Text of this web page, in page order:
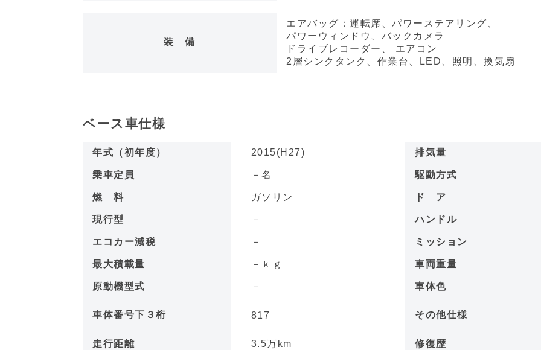
装 備
エアバッグ：運転席、パワーステアリング、
パワーウィンドウ、バックカメラ
ドライブレコーダー、 エアコン
2層シンクタンク、作業台、LED、照明、換気扇
ベース車仕様
年式（初年度） 2015(H27) 排気量
乗車定員 －名 駆動方式
燃 料 ガソリン ド ア
現行型 － ハンドル
エコカー減税 － ミッション
最大積載量 －ｋｇ 車両重量
原動機型式 － 車体色
車体番号下３桁 817 その他仕様
走行距離 3.5万km 修復歴